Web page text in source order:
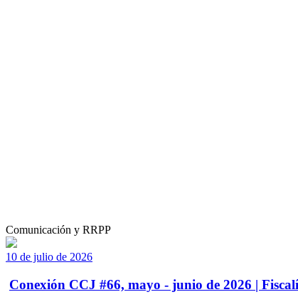
Comunicación y RRPP
10 de julio de 2026
Conexión CCJ #66, mayo - junio de 2026 |